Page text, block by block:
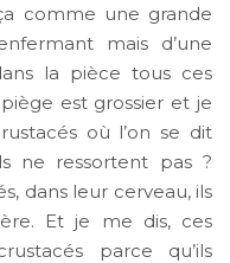
comme une grande
mais d’une
la pièce tous ces
est grossier et je
où l’on se dit
ne ressortent pas ?
dans leur cerveau, ils
Et je me dis, ces
parce qu’ils